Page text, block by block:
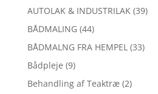
AUTOLAK & INDUSTRILAK (39)
BÅDMALING (44)
BÅDMALNG FRA HEMPEL (33)
Bådpleje (9)
Behandling af Teaktræ (2)